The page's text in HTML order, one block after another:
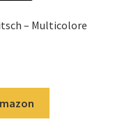
– Multicolore